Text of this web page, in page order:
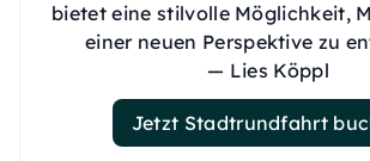
bietet eine stilvolle Möglichkeit,
einer neuen Perspektive zu
— Lies Köppl
Jetzt Stadtrundfahrt